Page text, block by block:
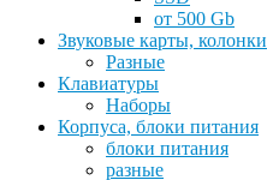
от 500 Gb
Звуковые карты, колонки
Разные
Клавиатуры
Наборы
Корпуса, блоки питания
блоки питания
разные